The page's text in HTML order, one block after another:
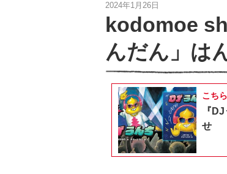
2024年1月26日
kodomoe
んだん」は
こち
『
せ